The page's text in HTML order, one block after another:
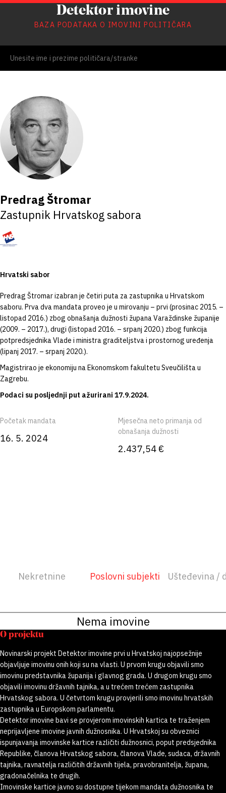
Detektor imovine
BAZA PODATAKA O IMOVINI POLITIČARA
Predrag Štromar
Zastupnik Hrvatskog sabora
Hrvatski sabor
Predrag Štromar izabran je četiri puta za zastupnika u Hrvatskom
saboru. Prva dva mandata proveo je u mirovanju – prvi (prosinac 2015. –
listopad 2016.) zbog obnašanja dužnosti župana Varaždinske županije
(2009. – 2017.), drugi (listopad 2016. – srpanj 2020.) zbog funkcija
potpredsjednika Vlade i ministra graditeljstva i prostornog uređenja
(lipanj 2017. – srpanj 2020.).
Magistrirao je ekonomiju na Ekonomskom fakultetu Sveučilišta u
Zagrebu.
Podaci su posljednji put ažurirani 17.9.2024.
Početak mandata
16. 5. 2024
Mjesečna neto primanja od
obnašanja dužnosti
2.437,54 €
Nekretnine Poslovni subjekti Ušteđevina /
Nema imovine
O projektu
Novinarski projekt Detektor imovine prvi u Hrvatskoj najopsežnije
objavljuje imovinu onih koji su na vlasti. U prvom krugu objavili smo
imovinu predstavnika županija i glavnog grada. U drugom krugu smo
objavili imovinu državnih tajnika, a u trećem trećem zastupnika
Hrvatskog sabora. U četvrtom krugu provjerili smo imovinu hrvatskih
zastupnika u Europskom parlamentu.
Detektor imovine bavi se provjerom imovinskih kartica te traženjem
neprijavljene imovine javnih dužnosnika. U Hrvatskoj su obveznici
ispunjavanja imovinske kartice različiti dužnosnici, poput predsjednika
Republike, članova Hrvatskog sabora, članova Vlade, sudaca, državnih
tajnika, ravnatelja različitih državnih tijela, pravobranitelja, župana,
gradonačelnika te drugih.
Imovinske kartice javno su dostupne tijekom mandata dužnosnika te